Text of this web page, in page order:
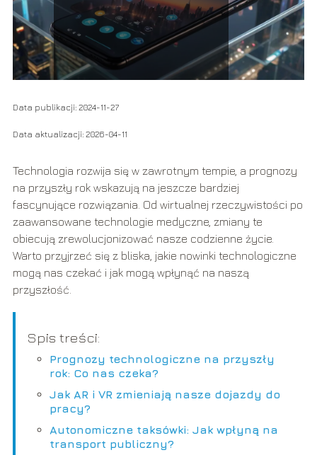
Data publikacji: 2024-11-27
Data aktualizacji: 2026-04-11
Technologia rozwija się w zawrotnym tempie, a prognozy
na przyszły rok wskazują na jeszcze bardziej
fascynujące rozwiązania. Od wirtualnej rzeczywistości po
zaawansowane technologie medyczne, zmiany te
obiecują zrewolucjonizować nasze codzienne życie.
Warto przyjrzeć się z bliska, jakie nowinki technologiczne
mogą nas czekać i jak mogą wpłynąć na naszą
przyszłość.
Spis treści:
Prognozy technologiczne na przyszły
rok: Co nas czeka?
Jak AR i VR zmieniają nasze dojazdy do
pracy?
Autonomiczne taksówki: Jak wpłyną na
transport publiczny?